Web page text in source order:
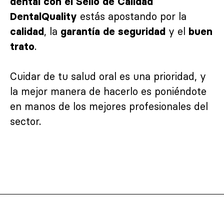
DentalQuality estás apostando por la
calidad, la garantía de seguridad y el
buen
trato.
Cuidar de tu salud oral es una prioridad, y
la mejor manera de hacerlo es poniéndote
en manos de los mejores profesionales del
sector.